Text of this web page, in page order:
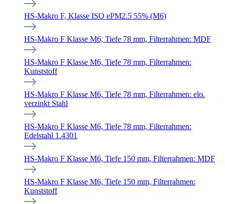
HS-Makro F, Klasse ISO ePM2.5 55% (M6)
HS-Makro F Klasse M6, Tiefe 78 mm, Filterrahmen: MDF
HS-Makro F Klasse M6, Tiefe 78 mm, Filterrahmen:
Kunststoff
HS-Makro F Klasse M6, Tiefe 78 mm, Filterrahmen: elo.
verzinkt Stahl
HS-Makro F Klasse M6, Tiefe 78 mm, Filterrahmen:
Edelstahl 1.4301
HS-Makro F Klasse M6, Tiefe 150 mm, Filterrahmen: MDF
HS-Makro F Klasse M6, Tiefe 150 mm, Filterrahmen:
Kunststoff